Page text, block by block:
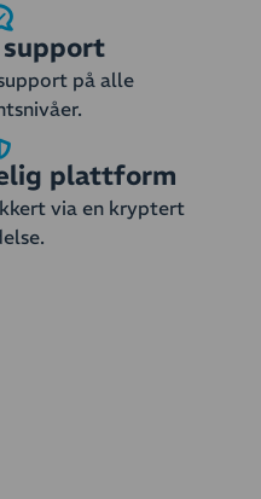
på alle
plattform
via en kryptert